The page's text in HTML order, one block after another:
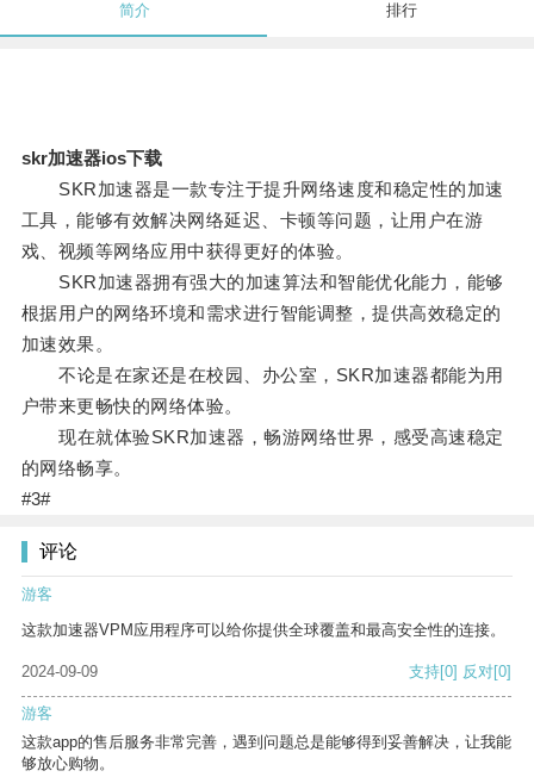
简介 排行
skr加速器ios下载
SKR加速器是一款专注于提升网络速度和稳定性的加速
工具，能够有效解决网络延迟、卡顿等问题，让用户在游
戏、视频等网络应用中获得更好的体验。
SKR加速器拥有强大的加速算法和智能优化能力，能够
根据用户的网络环境和需求进行智能调整，提供高效稳定的
加速效果。
不论是在家还是在校园、办公室，SKR加速器都能为用
户带来更畅快的网络体验。
现在就体验SKR加速器，畅游网络世界，感受高速稳定
的网络畅享。
#3#
评论
游客
这款加速器VPM应用程序可以给你提供全球覆盖和最高安全性的连接。
2024-09-09 支持[0] 反对[0]
游客
这款app的售后服务非常完善，遇到问题总是能够得到妥善解决，让我能
够放心购物。